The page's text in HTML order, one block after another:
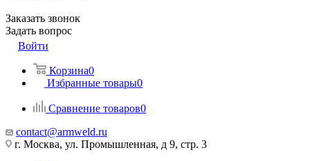
Заказать звонок
Задать вопрос
Войти
Корзина0
Избранные товары0
Сравнение товаров0
contact@armweld.ru
г. Москва, ул. Промышленная, д 9, стр. 3